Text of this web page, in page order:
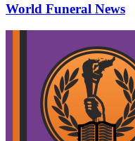
World Funeral News